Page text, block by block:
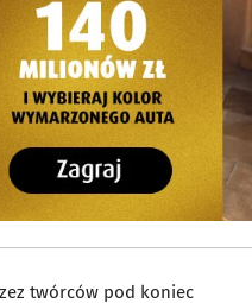
twórców pod koniec